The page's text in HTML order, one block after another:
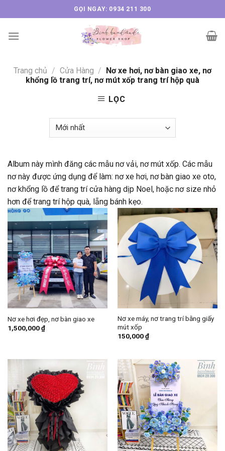
to
content
GỌI NGAY: 0934 211 300
Trang chủ / Cửa Hàng / Nơ xe hơi, nơ bàn giao xe, nơ
khổng lồ trang trí, nơ mút xốp trang trí hộp quà
LỌC
Album này mình đăng các mẫu nơ vải, nơ mút xốp. Các mẫu
nơ này được ứng dụng để làm: nơ xe hơi, nơ bàn giao xe oto,
nơ khổng lồ để trang trí cửa hàng dịp Noel, hoặc nơ size nhỏ
hơn để trang trí hộp quà, lẵng bánh kẹo.
Nơ xe hơi đẹp, nơ bàn giao xe
1,500,000₫
Nơ xe máy, nơ trang trí bằng giấy
mút xốp
150,000₫